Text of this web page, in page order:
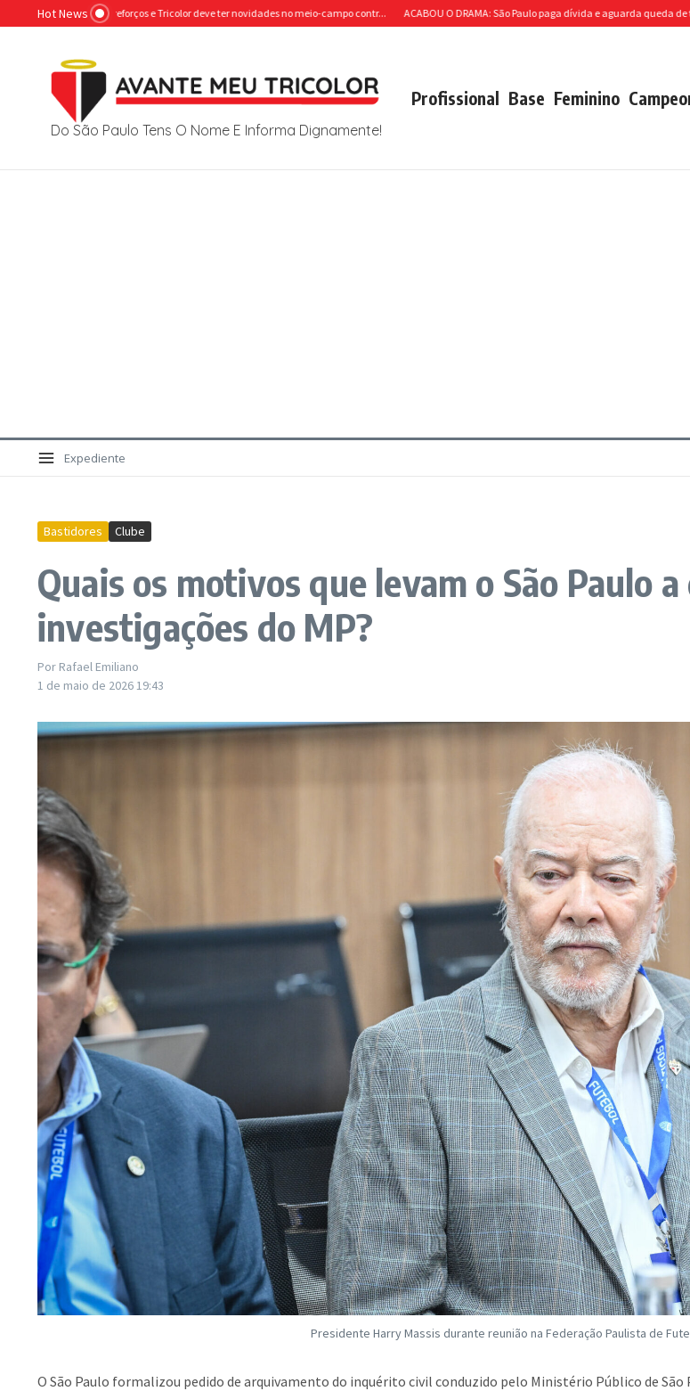
Ir para o conteúdo
Hot News
Dorival ganha reforços e Tricolor deve ter novidades no meio-campo contr... ACABOU O DRAMA: São Paulo paga dívida e aguarda queda de
Do São Paulo Tens O Nome E Informa Dignamente!
Profissional Base Feminino
Expediente
Bastidores Clube
Quais os motivos que levam o São Paulo
investigações do MP?
Por Rafael Emiliano
1 de maio de 202619:43
Presidente Harry Massis durante reunião na Federação Paulista de
O São Paulo formalizou pedido de arquivamento do inquérito civil conduzido pelo Ministério Público de